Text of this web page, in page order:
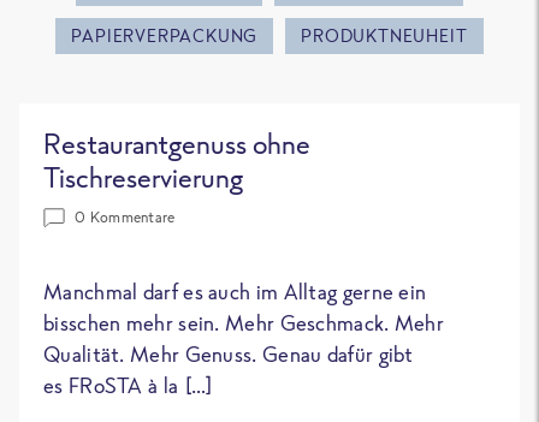
PAPIERVERPACKUNG PRODUKTNEUHEIT
Restaurantgenuss ohne
Tischreservierung
0 Kommentare
Manchmal darf es auch im Alltag gerne ein
bisschen mehr sein. Mehr Geschmack. Mehr
Qualität. Mehr Genuss. Genau dafür gibt
es FRoSTA à la […]